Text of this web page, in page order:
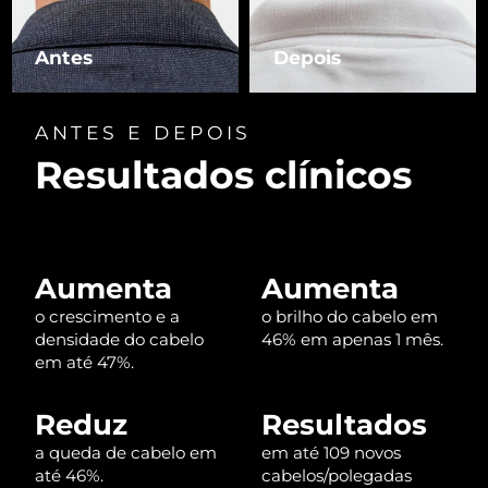
Antes Depois
ANTES E DEPOIS
Resultados clínicos
Aumenta
o crescimento e a
densidade do cabelo
em até 47%.
Aumenta
o brilho do cabelo em
46% em apenas 1 mês.
Reduz
a queda de cabelo em
até 46%.
Resultados
em até 109 novos
cabelos/polegadas
Luxemburgo Entrega prevista
Macau, RAE da
China
Entrega prevista
Malásia
Mônaco Entrega prevista
Países Baixos Entrega prevista 8/12/26
Noruega Entrega prevista8/12/26